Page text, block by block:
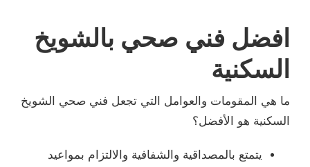
افضل فني صحي بالشويخ
السكنية
ما هي المقومات والعوامل التي تجعل فني صحي الشويخ
السكنية هو الأفضل؟
يتمتع بالمصداقية والشفافية والالتزام بمواعيد